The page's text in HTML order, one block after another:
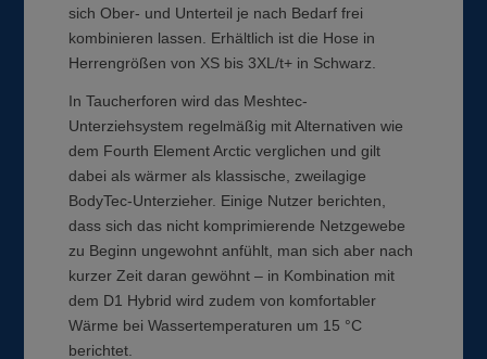
sich Ober- und Unterteil je nach Bedarf frei
kombinieren lassen. Erhältlich ist die Hose in
Herrengrößen von XS bis 3XL/t+ in Schwarz.
In Taucherforen wird das Meshtec-
Unterziehsystem regelmäßig mit Alternativen wie
dem Fourth Element Arctic verglichen und gilt
dabei als wärmer als klassische, zweilagige
BodyTec-Unterzieher. Einige Nutzer berichten,
dass sich das nicht komprimierende Netzgewebe
zu Beginn ungewohnt anfühlt, man sich aber nach
kurzer Zeit daran gewöhnt – in Kombination mit
dem D1 Hybrid wird zudem von komfortabler
Wärme bei Wassertemperaturen um 15 °C
berichtet.